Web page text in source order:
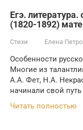
Егэ.
(1820-1892)
Стихи Елена
Особенности
Многие из
А.А. Фет, Н.А.
начинали свой
Читать полностью